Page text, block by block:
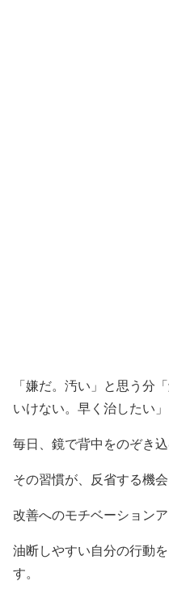
「嫌だ。汚い」と思う分
いけない。早く治したい
毎日、鏡で背中をのぞき
その習慣が、反省する機会
改善へのモチベーション
油断しやすい自分の行動
す。